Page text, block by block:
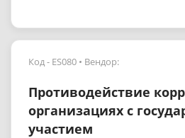
Код - ES080 Вендор:
Противодействие
организациях с
участием